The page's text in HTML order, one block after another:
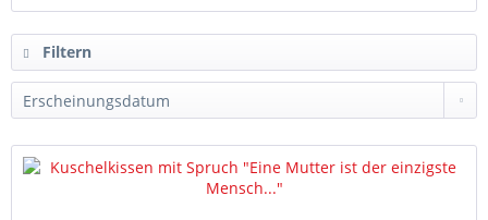
Filtern